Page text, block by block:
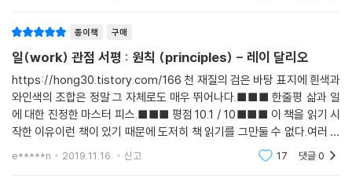
쾌감을 느꼈다. 그때 그는 서로를 대하는 원칙을 사람들이 명확하게 이해
하는 것이 얼마나 중요한 것인지를 절감했다고 한다. 레이 달리오가 원칙
들을 글로 옮기는 수십 년간의 작업이 시작됐다. 상황이 약간씩 바뀌며 반
복적으로 발생했기 때문에, 원칙들은 계속 가다듬어졌다. 시작은 미미했지
만 원칙들은 시간이 지나면서 점점 늘어났다. 2000년 중반 무렵 브리지워
터는 빠르게 성장하기 시작했고, 브리지워터의 독특한 문화를 배우고 적응
하고자 하는 신규 매니저들이 많이 영입됐다. 조언을 구하려는 직원들도
늘어났다. 그래서 2006년에 대략 60개의 업무 원칙 리스트를 준비해 브
종이책 구매
일(work) 관점 서평 : 원칙 (principles) - 레이 달리오
https://hong30.tistory.com/166 천 재질의 검은 바탕 표지에 흰색과
와인색의 조합은 정말 그 자체로도 매우 뛰어나다.■■■ 한줄평 삶과 일
에 대한 진정한 마스터 피스.■■■ 평점 10.1 / 10■■■ 이 책을 읽기 시
작한 이유이런 책이 있기 때문에 도저히 책 읽기를 그만둘 수 없다.여러 책
에서 직간접적으로 언급된 브리지워터의 레이 달리오가 쓴 책이다.특
e*****n 2019.11.16. 신고 17 댓글0